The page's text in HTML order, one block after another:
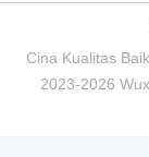
Cina Kualitas
2023-2026